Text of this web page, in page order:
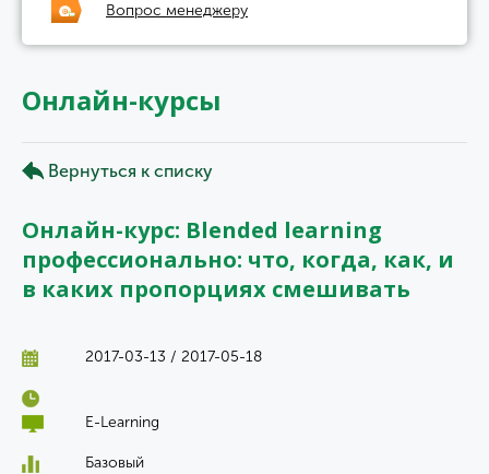
Вопрос менеджеру
Онлайн-курсы
Вернуться к списку
Онлайн-курс: Blended learning
профессионально: что, когда, как, и
в каких пропорциях смешивать
2017-03-13 / 2017-05-18
E-Learning
Базовый